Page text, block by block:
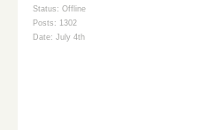
Status: Offline
Posts: 1302
Date: July 4th